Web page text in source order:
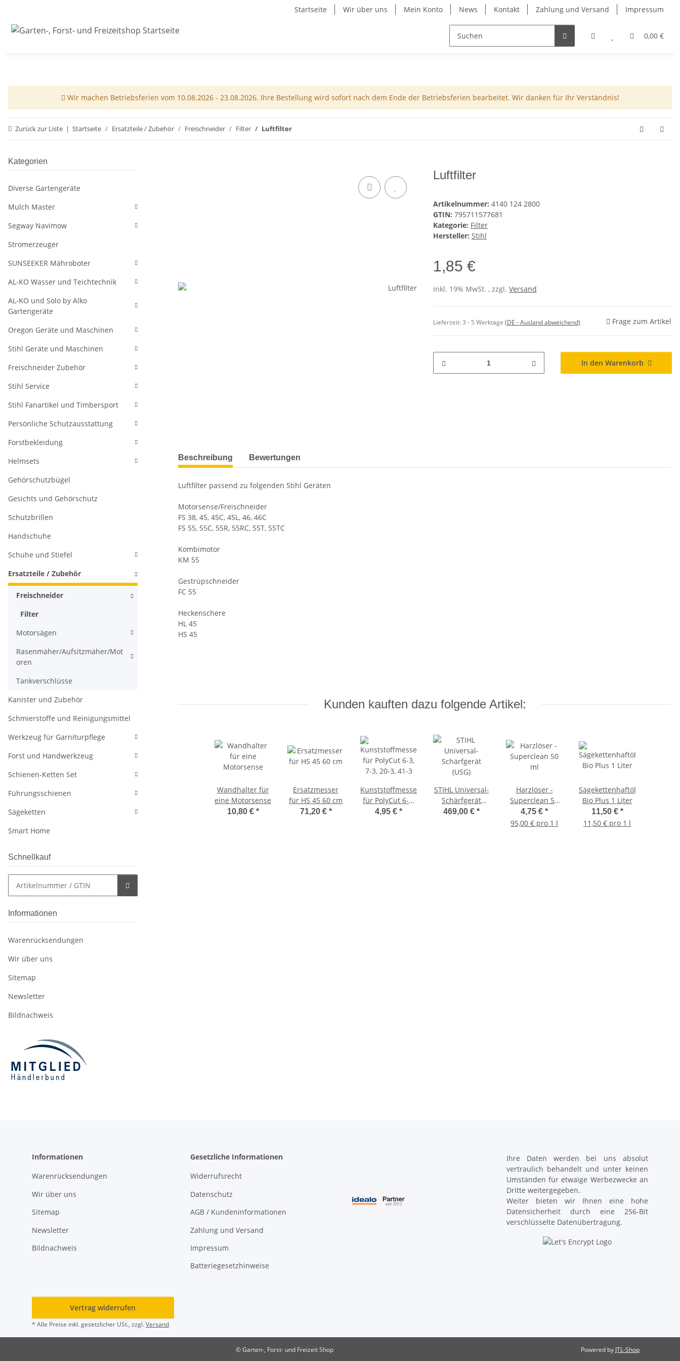
Startseite Wir über uns Mein Konto News Kontakt Zahlung und Versand Impressum
0,00 €
Wir machen Betriebsferien vom 10.08.2026 - 23.08.2026. Ihre Bestellung wird sofort nach dem Ende der Betriebsferien bearbeitet. Wir danken für Ihr Verständnis!
Zurück zur Liste Startseite Ersatzteile / Zubehör Freischneider Filter Luftfilter
Luftfilter
Artikelnummer: 4140 124 2800
GTIN: 795711577681
Kategorie: Filter
Hersteller: Stihl
1,85 €
inkl. 19% MwSt. , zzgl. Versand
Lieferzeit:3 - 5 Werktage (DE - Ausland abweichend) Frage zum Artikel
In den Warenkorb
weitere Registerkarten anzeigen
Beschreibung Bewertungen
Luftfilter passend zu folgenden Stihl Geräten
Motorsense/Freischneider
FS 38, 45, 45C, 45L, 46, 46C
FS 55, 55C, 55R, 55RC, 55T, 55TC
Kombimotor
KM 55
Gestrüpschneider
FC 55
Heckenschere
HL 45
HS 45
Kunden kauften dazu folgende Artikel:
Wandhalter für
eine Motorsense
10,80 € *
Ersatzmesser
für HS 45 60 cm
71,20 € *
Kunststoffmesser
für PolyCut 6-3,
7-3, 20-3, 41-3
4,95 € *
STIHL Universal-
Schärfgerät
(USG)
469,00 € *
Harzlöser -
Superclean 50
ml
4,75 € *
95,00 € pro 1 l
Sägekettenhaftöl
Bio Plus 1 Liter
11,50 € *
11,50 € pro 1 l
Kategorien
Diverse Gartengeräte
Mulch Master
Segway Navimow
Stromerzeuger
SUNSEEKER Mähroboter
AL-KO Wasser und Teichtechnik
AL-KO und Solo by Alko
Gartengeräte
Oregon Geräte und Maschinen
Stihl Geräte und Maschinen
Freischneider Zubehör
Stihl Service
Stihl Fanartikel und Timbersport
Persönliche Schutzausstattung
Forstbekleidung
Helmsets
Gehörschutzbügel
Gesichts und Gehörschutz
Schutzbrillen
Handschuhe
Schuhe und Stiefel
Ersatzteile / Zubehör
Freischneider
Filter
Motorsägen
Rasenmäher/Aufsitzmäher/Mot
oren
Tankverschlüsse
Kanister und Zubehör
Schmierstoffe und Reinigungsmittel
Werkzeug für Garniturpflege
Forst und Handwerkzeug
Schienen-Ketten Set
Führungsschienen
Sägeketten
Smart Home
Schnellkauf
Informationen
Warenrücksendungen
Wir über uns
Sitemap
Newsletter
Bildnachweis
Informationen
Warenrücksendungen
Wir über uns
Sitemap
Newsletter
Bildnachweis
Gesetzliche Informationen
Widerrufsrecht
Datenschutz
AGB / Kundeninformationen
Zahlung und Versand
Impressum
Batteriegesetzhinweise
Ihre Daten werden bei uns absolut
vertraulich behandelt und unter keinen
Umständen für etwaige Werbezwecke an
Dritte weitergegeben.
Weiter bieten wir Ihnen eine hohe
Datensicherheit durch eine 256-Bit
verschlüsselte Datenübertragung.
Vertrag widerrufen
* Alle Preise inkl. gesetzlicher USt., zzgl.Versand
© Garten-, Forst- und Freizeit Shop Powered by JTL-Shop